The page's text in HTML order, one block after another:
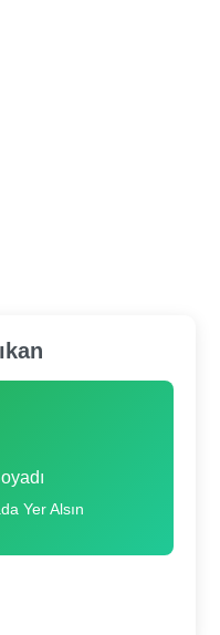
Yer Alsın